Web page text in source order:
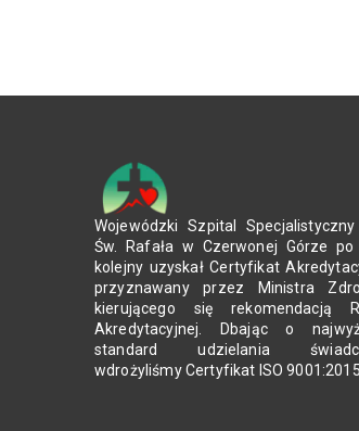
Wojewódzki Szpital Specjalistyczny
Św. Rafała w Czerwonej Górze
kolejny uzyskał Certyfikat
przyznawany przez Ministra
kierującego się rekomendacją
Akredytacyjnej. Dbając o
standard udzielania
wdrożyliśmy Certyfikat ISO 9001:2015